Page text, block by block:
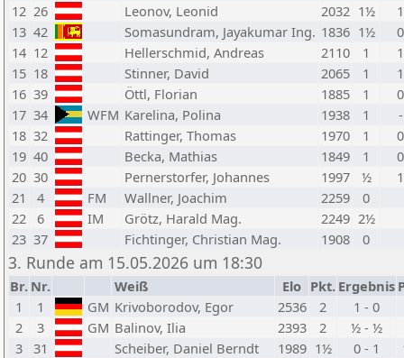
12 26 Leonov, Leonid 2032 1½
13 42 Somasundram, Jayakumar Ing. 1836 1½
14 12 Hellerschmid, Andreas 2110 1
15 18 Stinner, David 2065 1
16 39 Öttl, Florian 1885 1
17 34 WFM Karelina, Polina 1938 1
18 32 Rattinger, Thomas 1970 1
19 40 Becka, Mathias 1849 1
20 30 Pernerstorfer, Johannes 1997 ½
21
4 FM Wallner, Joachim 2259
0
22
6 IM Grötz, Harald Mag. 2249 2½
23 37 Fichtinger, Christian Mag. 1908 0
3. Runde am 15.05.2026 um 18:30
Br. Nr. Weiß Elo Pkt. Ergebnis
1
1 GM Krivoborodov, Egor 2536 2
1 - 0
2
3 GM Balinov, Ilia 2393 2
½ - ½
3
31 Scheiber, Daniel Berndt 1989 1½ 0 - 1